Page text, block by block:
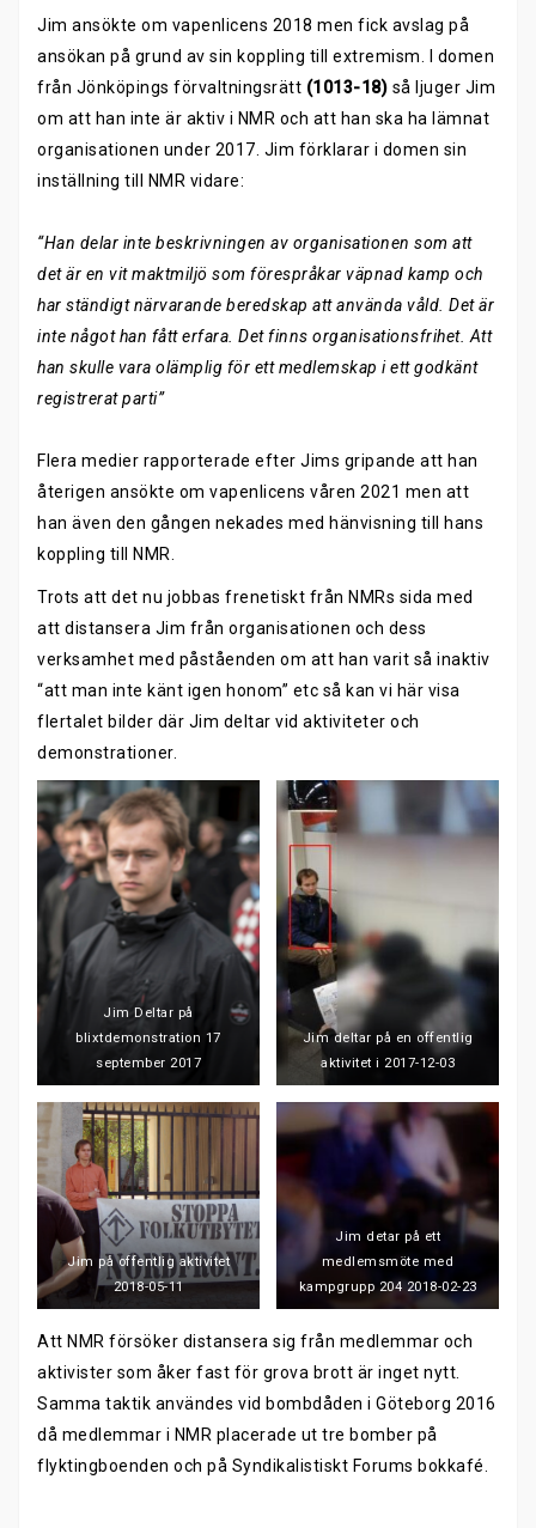
Jim ansökte om vapenlicens 2018 men fick avslag på
ansökan på grund av sin koppling till extremism. I domen
från Jönköpings förvaltningsrätt (1013-18) så ljuger Jim
om att han inte är aktiv i NMR och att han ska ha lämnat
organisationen under 2017. Jim förklarar i domen sin
inställning till NMR vidare:
“Han delar inte beskrivningen av organisationen som att
det är en vit maktmiljö som förespråkar väpnad kamp och
har ständigt närvarande beredskap att använda våld. Det är
inte något han fått erfara. Det finns organisationsfrihet. Att
han skulle vara olämplig för ett medlemskap i ett godkänt
registrerat parti”
Flera medier rapporterade efter Jims gripande att han
återigen ansökte om vapenlicens våren 2021 men att
han även den gången nekades med hänvisning till hans
koppling till NMR.
Trots att det nu jobbas frenetiskt från NMRs sida med
att distansera Jim från organisationen och dess
verksamhet med påståenden om att han varit så inaktiv
“att man inte känt igen honom” etc så kan vi här visa
flertalet bilder där Jim deltar vid aktiviteter och
demonstrationer.
Jim Deltar på
blixtdemonstration 17
september 2017
Jim deltar på en offentlig
aktivitet i 2017-12-03
Jim på offentlig aktivitet
2018-05-11
Jim detar på ett
medlemsmöte med
kampgrupp 204 2018-02-23
Att NMR försöker distansera sig från medlemmar och
aktivister som åker fast för grova brott är inget nytt.
Samma taktik användes vid bombdåden i Göteborg 2016
då medlemmar i NMR placerade ut tre bomber på
flyktingboenden och på Syndikalistiskt Forums bokkafé.